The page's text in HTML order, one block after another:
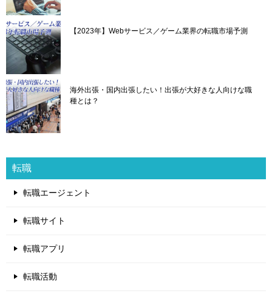
【2023年】Webサービス／ゲーム業界の転職市場予測
海外出張・国内出張したい！出張が大好きな人向けな職
種とは？
転職
転職エージェント
転職サイト
転職アプリ
転職活動